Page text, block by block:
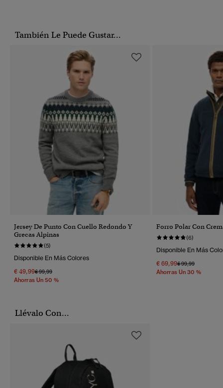
También Le Puede Gustar...
Jersey De Punto Con Cuello Redondo Y
Grecas Alpinas
(5)
Disponible En Más Colores
€ 49,99Precio Rebajado De
€ 99,99A
Ahorras Un 50 %
Forro Polar Con
(6)
Disponible En Más
€ 69,99Precio Rebajado
€ 99,99A
Ahorras Un 30 %
Llévalo Con...